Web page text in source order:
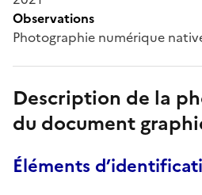
Observations
Photographie numérique
Description de la
du document
Éléments